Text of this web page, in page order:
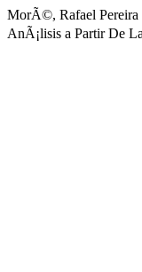
MorÃ©, Rafael Pereira
AnÃ¡lisis a Partir De